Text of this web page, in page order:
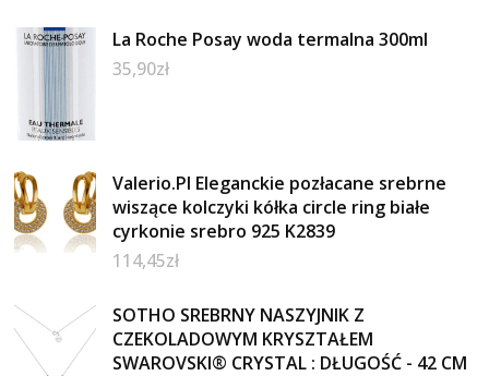
La Roche Posay woda termalna 300ml
35,90zł
Valerio.Pl Eleganckie pozłacane srebrne
wiszące kolczyki kółka circle ring białe
cyrkonie srebro 925 K2839
114,45zł
SOTHO SREBRNY NASZYJNIK Z
CZEKOLADOWYM KRYSZTAŁEM
SWAROVSKI® CRYSTAL : DŁUGOŚĆ - 42 CM